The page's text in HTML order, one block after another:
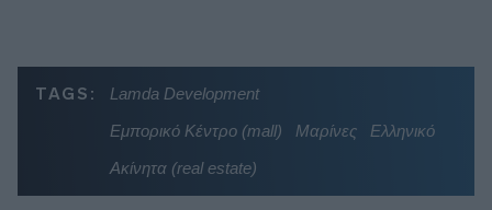
TAGS:
Lamda Development
Εμπορικό Κέντρο (mall)
Μαρίνες
Ελληνικό
Ακίνητα (real estate)